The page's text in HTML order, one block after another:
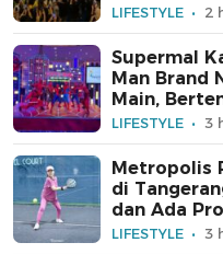
LIFESTYLE 2
Supermal
Man Brand
Main,
LIFESTYLE 3
Metropolis
di
dan Ada
LIFESTYLE 3